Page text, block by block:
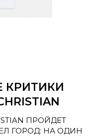
КРИТИКИ
ПРОЙДЕТ
ГОРОД: НА ОДИН